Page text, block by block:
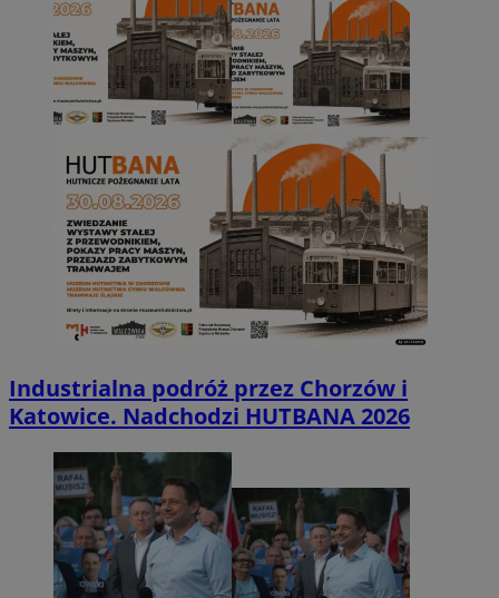
Industrialna podróż przez Chorzów i
Katowice. Nadchodzi HUTBANA 2026